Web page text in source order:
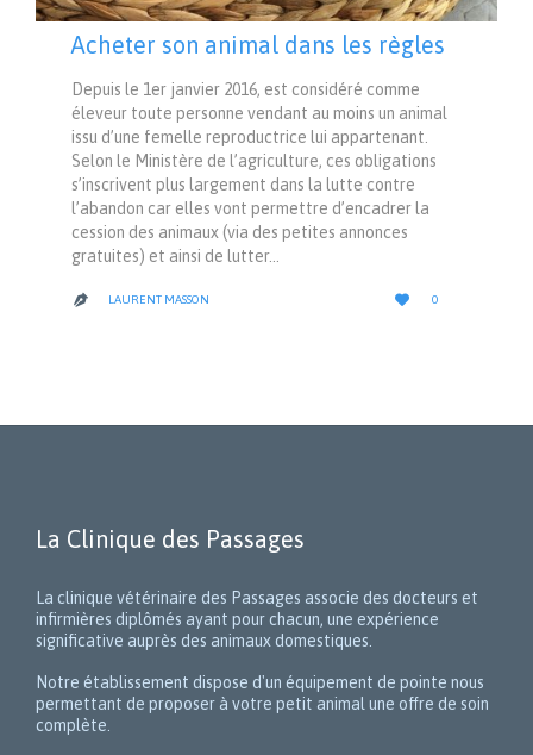
Acheter son animal dans les règles
Depuis le 1er janvier 2016, est considéré comme
éleveur toute personne vendant au moins un animal
issu d’une femelle reproductrice lui appartenant.
Selon le Ministère de l’agriculture, ces obligations
s’inscrivent plus largement dans la lutte contre
l’abandon car elles vont permettre d’encadrer la
cession des animaux (via des petites annonces
gratuites) et ainsi de lutter…
 LAURENT MASSON 
LOVE
IT
0
La Clinique des Passages
La clinique vétérinaire des Passages associe des docteurs et
infirmières diplômés ayant pour chacun, une expérience
significative auprès des animaux domestiques.
Notre établissement dispose d'un équipement de pointe nous
permettant de proposer à votre petit animal une offre de soin
complète.